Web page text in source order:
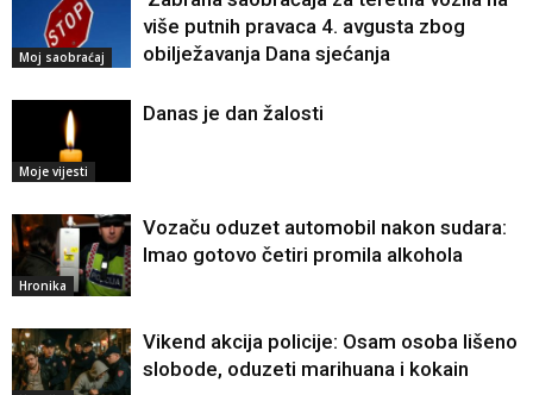
Moj saobraćaj
više putnih pravaca 4. avgusta zbog
obilježavanja Dana sjećanja
Moje vijesti
Danas je dan žalosti
Hronika
Vozaču oduzet automobil nakon sudara:
Imao gotovo četiri promila alkohola
Vikend akcija policije: Osam osoba lišeno
slobode, oduzeti marihuana i kokain